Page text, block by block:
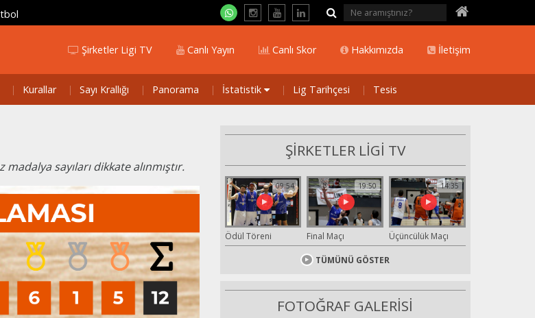
Kurallar Sayı Krallığı Panorama İstatistik Lig Tarihçesi Tesis
İletişim
Hakkımızda
Canlı Skor
Canlı Yayın
Şirketler Ligi TV
sayıları dikkate alınmıştır.
ŞİRKETLER LİGİ TV
Ödül Töreni
09:54
Final Maçı
19:50
Üçüncülük Maçı
14:35
TÜMÜNÜ GÖSTER
FOTOĞRAF GALERİSİ